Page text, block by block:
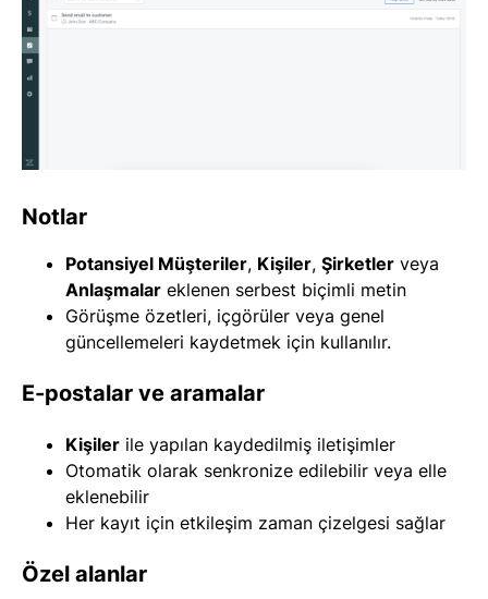
Notlar
Potansiyel Müşteriler, Kişiler, Şirketler veya
Anlaşmalar eklenen serbest biçimli metin
Görüşme özetleri, içgörüler veya genel
güncellemeleri kaydetmek için kullanılır.
E-postalar ve aramalar
Kişiler ile yapılan kaydedilmiş iletişimler
Otomatik olarak senkronize edilebilir veya elle
eklenebilir
Her kayıt için etkileşim zaman çizelgesi sağlar
Özel alanlar